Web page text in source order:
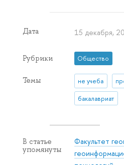
Дата 15 декабря,
Рубрики Общество
Темы не учеба
бакалавриат
В статье
упомянуты
Факультет